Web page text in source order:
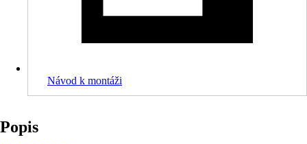
Návod k montáži
Popis